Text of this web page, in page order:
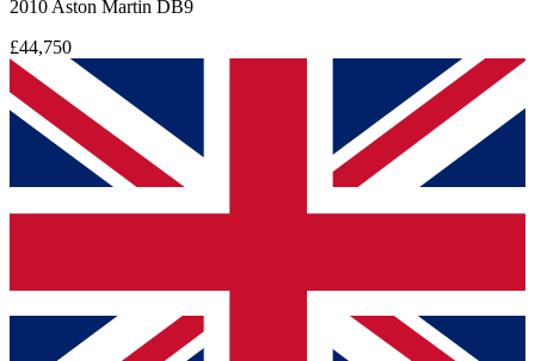
2010 Aston Martin DB9
£44,750